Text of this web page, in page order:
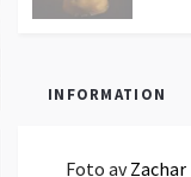
INFORMATION
Foto avZachar